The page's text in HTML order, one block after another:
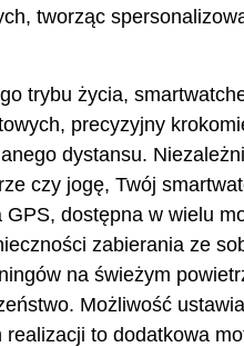
tworząc
trybu życia,
precyzyjny
dystansu.
czy jogę, Twój
dostępna w wielu
zabierania ze
na świeżym
Możliwość
to dodatkowa